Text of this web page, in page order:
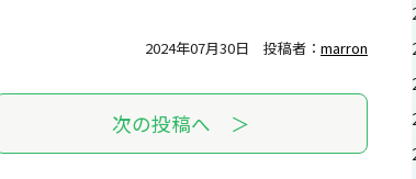
2024年07月30日 投稿者： marron
次の投稿へ ＞